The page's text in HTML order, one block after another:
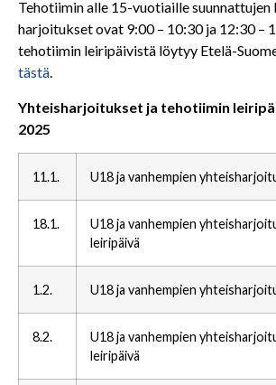
Tehotiimin alle 15-vuotiaille suunnattujen
harjoitukset ovat 9:00 – 10:30 ja 12:30 –
tehotiimin leiripäivistä löytyy Etelä-
tästä.
Yhteisharjoitukset ja tehotiimin
2025
11.1. U18 ja vanhempien
18.1.
U18 ja vanhempien
leiripäivä
1.2. U18 ja vanhempien
8.2.
U18 ja vanhempien
leiripäivä